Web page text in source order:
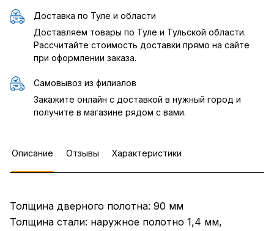
Доставка по Туле и области
Доставляем товары по Туле и Тульской области.
Рассчитайте стоимость доставки прямо на сайте
при оформлении заказа.
Самовывоз из филиалов
Закажите онлайн с доставкой в нужный город и
получите в магазине рядом с вами.
Описание Отзывы Характеристики
Толщина дверного полотна: 90 мм
Толщина стали: наружное полотно 1,4 мм,